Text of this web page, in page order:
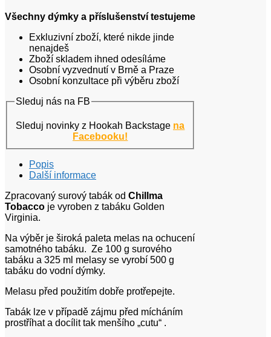
Všechny dýmky a příslušenství testujeme
Exkluzivní zboží, které nikde jinde
nenajdeš
Zboží skladem ihned odesíláme
Osobní vyzvednutí v Brně a Praze
Osobní konzultace při výběru zboží
Sleduj nás na FB
Sleduj novinky z Hookah Backstage na
Facebooku!
Popis
Další informace
Zpracovaný surový tabák od Chillma
Tobacco je vyroben z tabáku Golden
Virginia.
Na výběr je široká paleta melas na ochucení
samotného tabáku. Ze 100 g surového
tabáku a 325 ml melasy se vyrobí 500 g
tabáku do vodní dýmky.
Melasu před použitím dobře protřepejte.
Tabák lze v případě zájmu před mícháním
prostříhat a docílit tak menšího „cutu“ .